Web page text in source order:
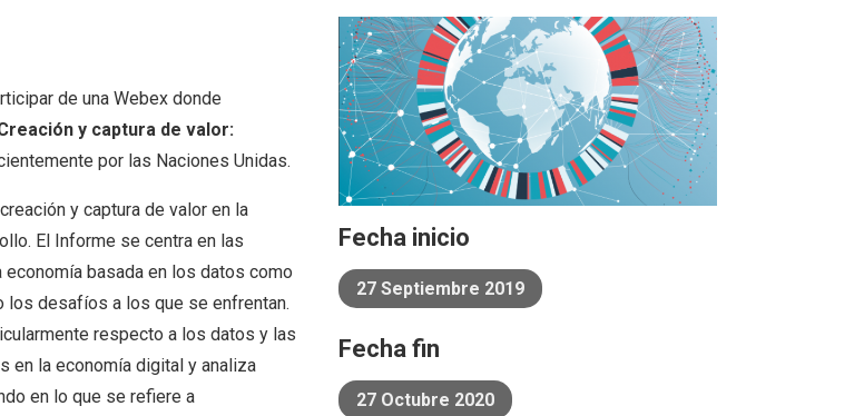
de una Webex donde
y captura de valor:
por las Naciones Unidas.
y captura de valor en la
El Informe se centra en las
basada en los datos como
los desafíos a los que se enfrentan.
respecto a los datos y las
en la economía digital y analiza
en lo que se refiere a
Fecha inicio
27 Septiembre 2019
Fecha fin
27 Octubre 2020